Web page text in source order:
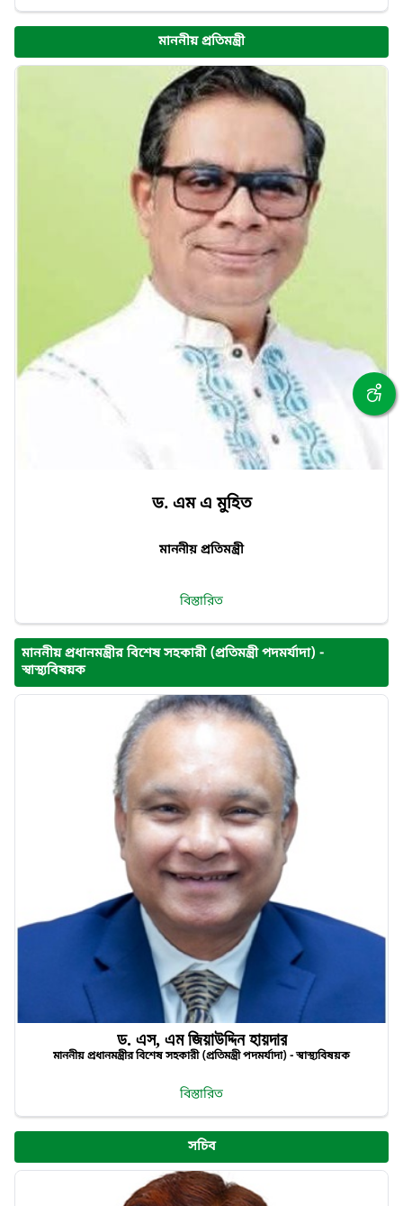
মাননীয় প্রতিমন্ত্রী
ড. এম এ মুহিত
মাননীয় প্রতিমন্ত্রী
বিস্তারিত
মাননীয় প্রধানমন্ত্রীর বিশেষ সহকারী (প্রতিমন্ত্রী পদমর্যাদা) -
স্বাস্থ্যবিষয়ক
ড. এস, এম জিয়াউদ্দিন হায়দার
মাননীয় প্রধানমন্ত্রীর বিশেষ সহকারী (প্রতিমন্ত্রী পদমর্যাদা) - স্বাস্থ্যবিষয়ক
বিস্তারিত
সচিব